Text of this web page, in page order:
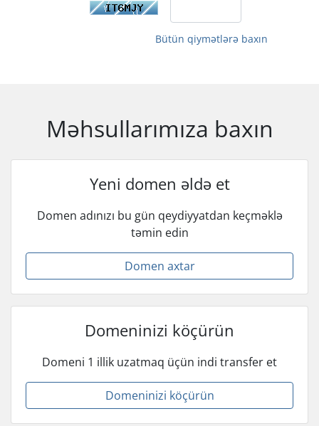
Bütün qiymətlərə baxın
Məhsullarımıza baxın
Yeni domen əldə et
Domen adınızı bu gün qeydiyyatdan keçməklə
təmin edin
Domen axtar
Domeninizi köçürün
Domeni 1 illik uzatmaq üçün indi transfer et
Domeninizi köçürün